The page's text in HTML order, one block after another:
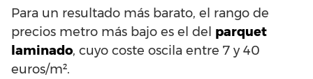
Para un resultado más barato, el rango de
precios metro más bajo es el del parquet
laminado, cuyo coste oscila entre 7 y 40
euros/m².